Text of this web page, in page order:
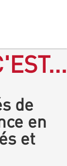
de
en
et